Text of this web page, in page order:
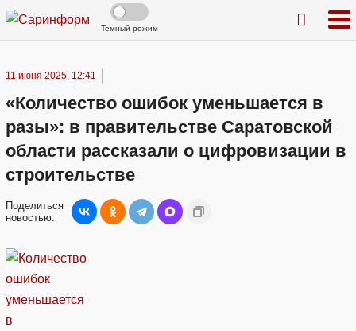
Темный режим
11 июня 2025, 12:41
«Количество ошибок уменьшается в
разы»: в правительстве Саратовской
области рассказали о цифровизации в
строительстве
Поделиться
новостью: